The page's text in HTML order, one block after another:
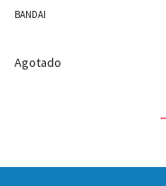
BANDAI
Agotado